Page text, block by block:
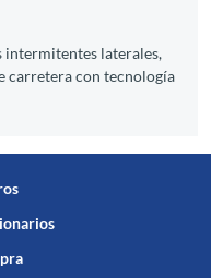
intermitentes laterales,
carretera con tecnología